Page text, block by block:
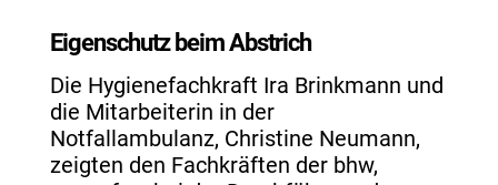
Eigenschutz beim Abstrich
Die Hygienefachkraft Ira Brinkmann und
die Mitarbeiterin in der
Notfallambulanz, Christine Neumann,
zeigten den Fachkräften der bhw,